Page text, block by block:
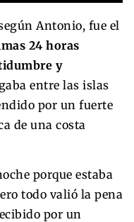
Antonio, fue el
24 horas
y
entre las islas
por un fuerte
de una costa
porque estaba
todo valió la pena
por un